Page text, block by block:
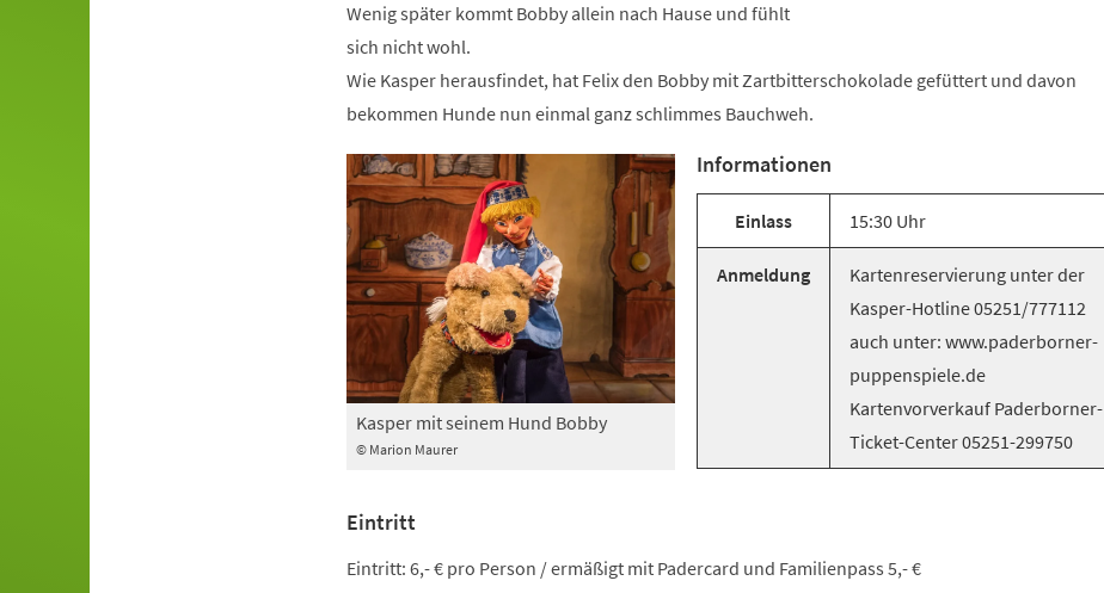
Wenig später kommt Bobby allein nach Hause und fühlt
sich nicht wohl.
Wie Kasper herausfindet, hat Felix den Bobby mit Zartbitterschokolade gefüttert und davon
bekommen Hunde nun einmal ganz schlimmes Bauchweh.
© Marion Maurer
Kasper mit seinem Hund Bobby
Informationen
Einlass 15:30 Uhr
Anmeldung
Kartenreservierung unter der
Kasper-Hotline 05251/777112
auch unter: www.paderborner-
puppenspiele.de
Kartenvorverkauf Paderborner-
Ticket-Center 05251-299750
Eintritt
Eintritt: 6,- € pro Person / ermäßigt mit Padercard und Familienpass 5,- €